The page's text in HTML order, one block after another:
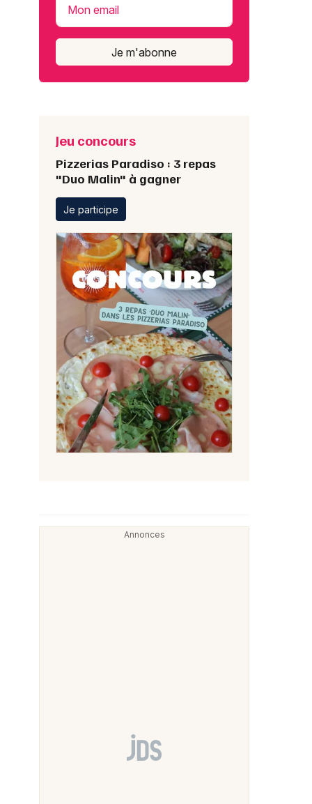
Mon email
Je m'abonne
Jeu concours
Pizzerias Paradiso : 3 repas
"Duo Malin" à gagner
Je participe